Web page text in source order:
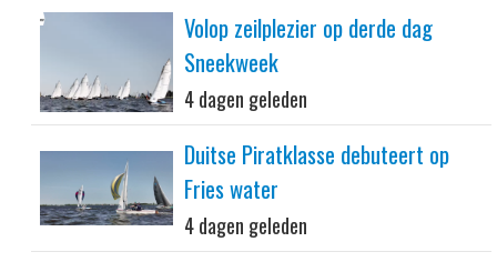
Volop zeilplezier op derde dag
Sneekweek
4 dagen geleden
Duitse Piratklasse debuteert op
Fries water
4 dagen geleden